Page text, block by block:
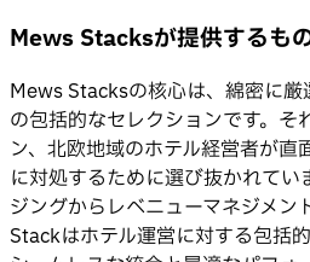
Mews Stacksが提供するも
Mews Stacksの核心は、綿密に厳
の包括的なセレクションです。そ
ン、北欧地域のホテル経営者が直
に対処するために選び抜かれてい
ジングからレベニューマネジメン
Stackはホテル運営に対する包括